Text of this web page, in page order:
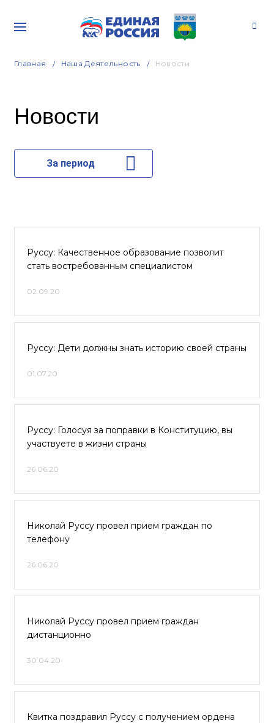
Главная Наша Деятельность Новости
Новости
За период
Руссу: Качественное образование позволит
стать востребованным специалистом
02.09.20
Руссу: Дети должны знать историю своей страны
01.07.20
Руссу: Голосуя за поправки в Конституцию, вы
участвуете в жизни страны
26.06.20
Николай Руссу провел прием граждан по
телефону
26.06.20
Николай Руссу провел прием граждан
дистанционно
30.04.20
Квитка поздравил Руссу с получением ордена